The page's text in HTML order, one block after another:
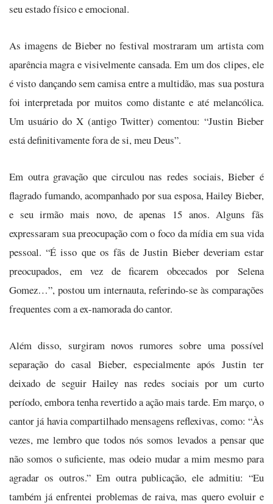
seu estado físico e emocional.
As imagens de Bieber no festival mostraram um artista com
aparência magra e visivelmente cansada. Em um dos clipes, ele
é visto dançando sem camisa entre a multidão, mas sua postura
foi interpretada por muitos como distante e até melancólica.
Um usuário do X (antigo Twitter) comentou: “Justin Bieber
está definitivamente fora de si, meu Deus”.
Em outra gravação que circulou nas redes sociais, Bieber é
flagrado fumando, acompanhado por sua esposa, Hailey Bieber,
e seu irmão mais novo, de apenas 15 anos. Alguns fãs
expressaram sua preocupação com o foco da mídia em sua vida
pessoal. “É isso que os fãs de Justin Bieber deveriam estar
preocupados, em vez de ficarem obcecados por Selena
Gomez…”, postou um internauta, referindo-se às comparações
frequentes com a ex-namorada do cantor.
Além disso, surgiram novos rumores sobre uma possível
separação do casal Bieber, especialmente após Justin ter
deixado de seguir Hailey nas redes sociais por um curto
período, embora tenha revertido a ação mais tarde. Em março, o
cantor já havia compartilhado mensagens reflexivas, como: “Às
vezes, me lembro que todos nós somos levados a pensar que
não somos o suficiente, mas odeio mudar a mim mesmo para
agradar os outros.” Em outra publicação, ele admitiu: “Eu
também já enfrentei problemas de raiva, mas quero evoluir e